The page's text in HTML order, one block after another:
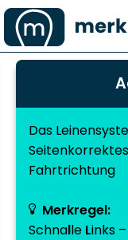
Das
Fahrtrichtung
Merkregel:
Schnalle Links